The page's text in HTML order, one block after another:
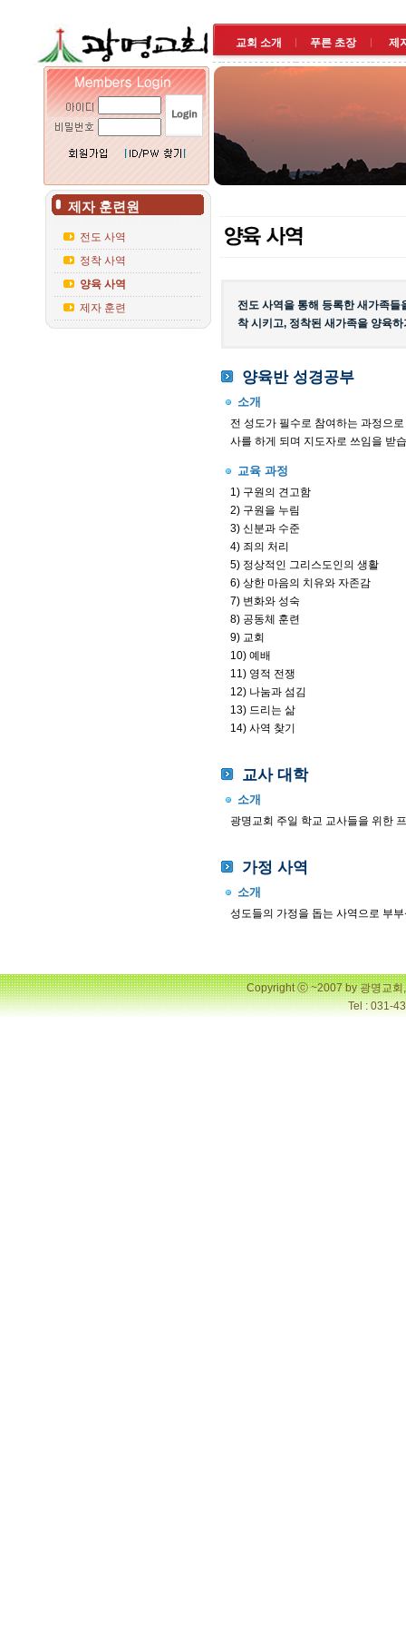
교회 소개 푸른 초장 제
제자 훈련원
전도 사역
정착 사역
양육 사역
제자 훈련
전도 사역을 통해 등록한 새가족
착 시키고, 정착된 새가족을 양육
양육반 성경공부
소개
전 성도가 필수로 참여하는 과정으
사를 하게 되며 지도자로 쓰임을 받
교육 과정
1) 구원의 견고함
2) 구원을 누림
3) 신분과 수준
4) 죄의 처리
5) 정상적인 그리스도인의 생활
6) 상한 마음의 치유와 자존감
7) 변화와 성숙
8) 공동체 훈련
9) 교회
10) 예배
11) 영적 전쟁
12) 나눔과 섬김
13) 드리는 삶
14) 사역 찾기
교사 대학
소개
광명교회 주일 학교 교사들을 위한
가정 사역
소개
성도들의 가정을 돕는 사역으로 부
Copyright ⓒ ~2007 by 광명교
Tel : 031-